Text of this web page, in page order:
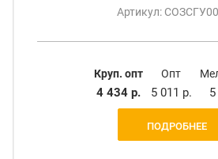
Артикул:
Круп. опт
4 434 р.
Опт
5 011 р.
ПОДРОБНЕЕ